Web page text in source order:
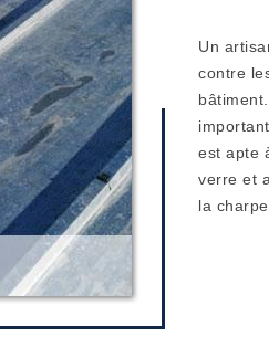
Un
contre
est apte
verre et
la